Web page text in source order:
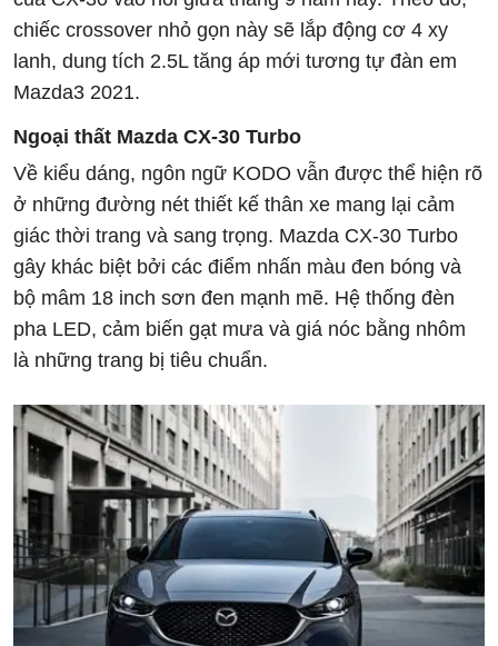
chiếc crossover nhỏ gọn này sẽ lắp động cơ 4 xy
lanh, dung tích 2.5L tăng áp mới tương tự đàn em
Mazda3 2021.
Ngoại thất Mazda CX-30 Turbo
Về kiểu dáng, ngôn ngữ KODO vẫn được thể hiện rõ
ở những đường nét thiết kế thân xe mang lại cảm
giác thời trang và sang trọng. Mazda CX-30 Turbo
gây khác biệt bởi các điểm nhấn màu đen bóng và
bộ mâm 18 inch sơn đen mạnh mẽ. Hệ thống đèn
pha LED, cảm biến gạt mưa và giá nóc bằng nhôm
là những trang bị tiêu chuẩn.